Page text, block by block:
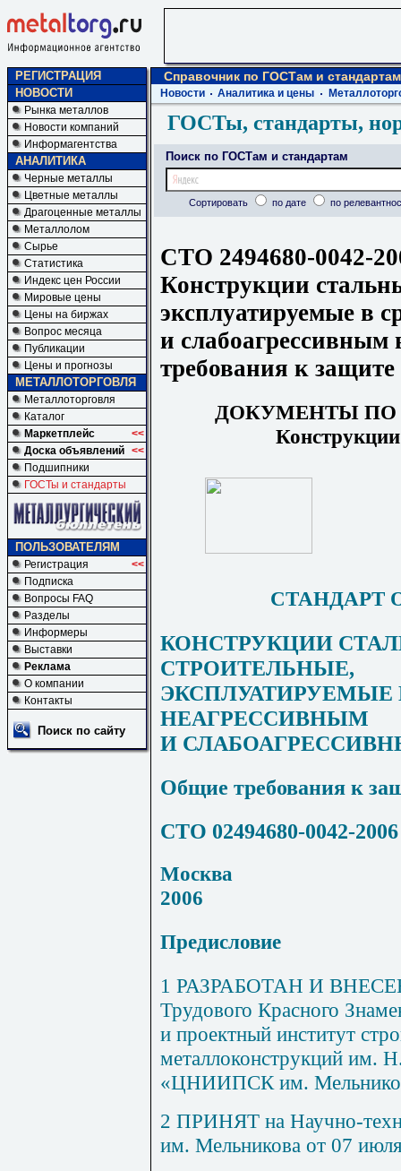
РЕГИСТРАЦИЯ
НОВОСТИ
Рынка металлов
Новости компаний
Информагентства
АНАЛИТИКА
Черные металлы
Цветные металлы
Драгоценные металлы
Металлолом
Сырье
Статистика
Индекс цен России
Мировые цены
Цены на биржах
Вопрос месяца
Публикации
Цены и прогнозы
МЕТАЛЛОТОРГОВЛЯ
Металлоторговля
Каталог
Маркетплейс
<<
Доска объявлений <<
Подшипники
ГОСТы и стандарты
ПОЛЬЗОВАТЕЛЯМ
Регистрация
<<
Подписка
Вопросы FAQ
Разделы
Информеры
Выставки
Реклама
О компании
Контакты
Поиск по сайту
Справочник по ГОСТам и стандартам
Новости Аналитика и цены
ГОСТы, стандарты,
Поиск по ГОСТам и стандартам
Сортировать по дате по
СТО 2494680-0042-
Конструкции
эксплуатируемые в
и
требования к
ДОКУМЕНТЫ ПО
СТАНДАРТ
КОНСТРУКЦИИ
СТРОИТЕЛЬНЫЕ,
ЭКСПЛУАТИРУЕМЫЕ
НЕАГРЕССИВНЫМ
И
Общие требования к
СТО 02494680-0042-2006
Москва
2006
Предисловие
1 РАЗРАБОТАН И
Трудового Красного
и проектный институт
металлоконструкций им.
«ЦНИИПСК им.
2 ПРИНЯТ на Научно-
им. Мельникова от 07